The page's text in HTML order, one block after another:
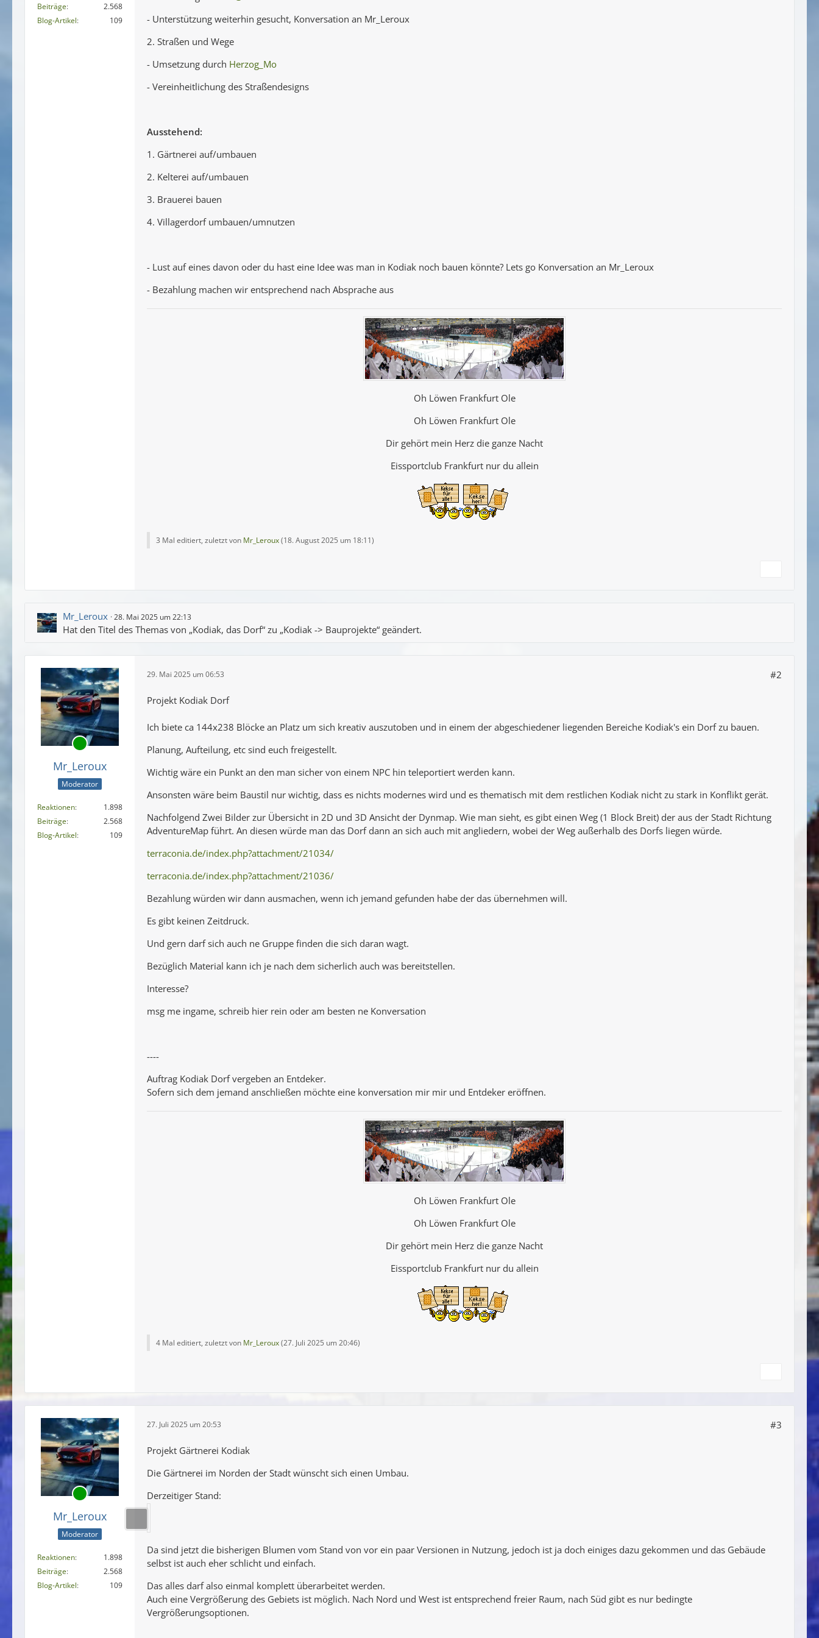
Beiträge
2.568
Blog-Artikel
109
- Unterstützung weiterhin gesucht, Konversation an Mr_Leroux
2. Straßen und Wege
- Umsetzung durch Herzog_Mo
- Vereinheitlichung des Straßendesigns
Ausstehend:
1. Gärtnerei auf/umbauen
2. Kelterei auf/umbauen
3. Brauerei bauen
4. Villagerdorf umbauen/umnutzen
- Lust auf eines davon oder du hast eine Idee was man in Kodiak noch bauen könnte? Lets go Konversation an Mr_Leroux
- Bezahlung machen wir entsprechend nach Absprache aus
Oh Löwen Frankfurt Ole
Oh Löwen Frankfurt Ole
Dir gehört mein Herz die ganze Nacht
Eissportclub Frankfurt nur du allein
3 Mal editiert, zuletzt von Mr_Leroux(18. August 2025 um 18:11)
Mr_Leroux 28. Mai 2025 um 22:13
Hat den Titel des Themas von „Kodiak, das Dorf“ zu „Kodiak -> Bauprojekte“ geändert.
Mr_Leroux
Moderator
Reaktionen
1.898
Beiträge
2.568
Blog-Artikel
109
29. Mai 2025 um 06:53 #2
Projekt Kodiak Dorf
Ich biete ca 144x238 Blöcke an Platz um sich kreativ auszutoben und in einem der abgeschiedener liegenden Bereiche Kodiak's ein Dorf zu bauen.
Planung, Aufteilung, etc sind euch freigestellt.
Wichtig wäre ein Punkt an den man sicher von einem NPC hin teleportiert werden kann.
Ansonsten wäre beim Baustil nur wichtig, dass es nichts modernes wird und es thematisch mit dem restlichen Kodiak nicht zu stark in Konflikt gerät.
Nachfolgend Zwei Bilder zur Übersicht in 2D und 3D Ansicht der Dynmap. Wie man sieht, es gibt einen Weg (1 Block Breit) der aus der Stadt Richtung
AdventureMap führt. An diesen würde man das Dorf dann an sich auch mit angliedern, wobei der Weg außerhalb des Dorfs liegen würde.
terraconia.de/index.php?attachment/21034/
terraconia.de/index.php?attachment/21036/
Bezahlung würden wir dann ausmachen, wenn ich jemand gefunden habe der das übernehmen will.
Es gibt keinen Zeitdruck.
Und gern darf sich auch ne Gruppe finden die sich daran wagt.
Bezüglich Material kann ich je nach dem sicherlich auch was bereitstellen.
Interesse?
msg me ingame, schreib hier rein oder am besten ne Konversation
----
Auftrag Kodiak Dorf vergeben an Entdeker.
Sofern sich dem jemand anschließen möchte eine konversation mir mir und Entdeker eröffnen.
Oh Löwen Frankfurt Ole
Oh Löwen Frankfurt Ole
Dir gehört mein Herz die ganze Nacht
Eissportclub Frankfurt nur du allein
4 Mal editiert, zuletzt von Mr_Leroux(27. Juli 2025 um 20:46)
Mr_Leroux
Moderator
Reaktionen
1.898
Beiträge
2.568
Blog-Artikel
109
27. Juli 2025 um 20:53 #3
Projekt Gärtnerei Kodiak
Die Gärtnerei im Norden der Stadt wünscht sich einen Umbau.
Derzeitiger Stand:
Da sind jetzt die bisherigen Blumen vom Stand von vor ein paar Versionen in Nutzung, jedoch ist ja doch einiges dazu gekommen und das Gebäude
selbst ist auch eher schlicht und einfach.
Das alles darf also einmal komplett überarbeitet werden.
Auch eine Vergrößerung des Gebiets ist möglich. Nach Nord und West ist entsprechend freier Raum, nach Süd gibt es nur bedingte
Vergrößerungsoptionen.